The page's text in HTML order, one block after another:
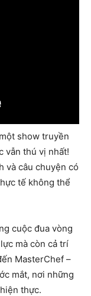
show truyền
vẫn thú vị nhất!
và câu chuyện có
tế không thể
cuộc đua vòng
mà còn cả trí
MasterChef –
mắt, nơi những
thực.